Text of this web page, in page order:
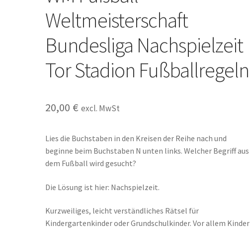
Weltmeisterschaft
Bundesliga Nachspielzeit
Tor Stadion Fußballregeln
20,00 € excl. MwSt
Lies die Buchstaben in den Kreisen der Reihe nach und
beginne beim Buchstaben N unten links. Welcher Begriff aus
dem Fußball wird gesucht?
Die Lösung ist hier: Nachspielzeit.
Kurzweiliges, leicht verständliches Rätsel für
Kindergartenkinder oder Grundschulkinder. Vor allem Kinder